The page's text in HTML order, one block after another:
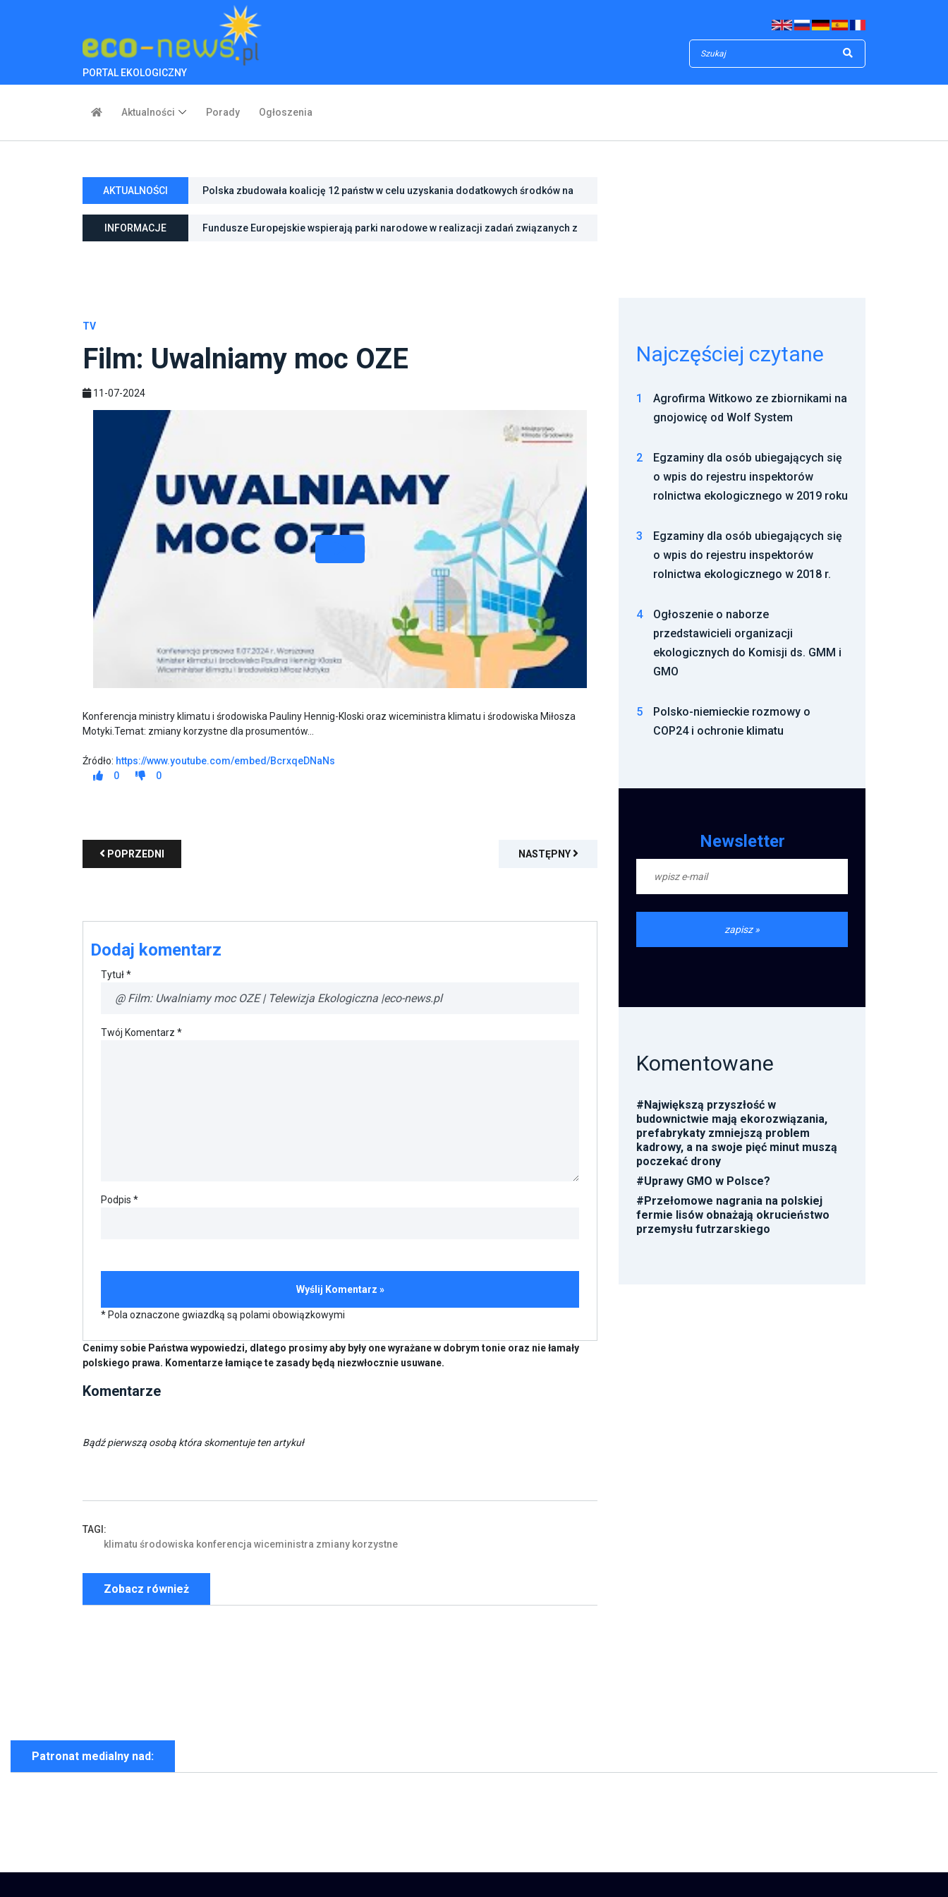
PORTAL EKOLOGICZNY
Aktualności Porady Ogłoszenia
AKTUALNOŚCI
Poznań zwiększa odporność na zmiany klimatu dzięki inwestycjom w zielono-
niebieską infrastrukturę
inwestycje w transformację energetyczną
INFORMACJE Fundusze Europejskie wspierają parki narodowe w realizacji zadań związanych z
TV
Film: Uwalniamy moc OZE
11-07-2024
Konferencja ministry klimatu i środowiska Pauliny Hennig-Kloski oraz wiceministra klimatu i środowiska Miłosza
Motyki.Temat: zmiany korzystne dla prosumentów...
Źródło: https://www.youtube.com/embed/BcrxqeDNaNs
0
0
POPRZEDNI NASTĘPNY
Dodaj komentarz
Tytuł *
Twój Komentarz *
Podpis *
* Pola oznaczone gwiazdką są polami obowiązkowymi
Cenimy sobie Państwa wypowiedzi, dlatego prosimy aby były one wyrażane w dobrym tonie oraz nie łamały
polskiego prawa. Komentarze łamiące te zasady będą niezwłocznie usuwane.
Komentarze
Bądź pierwszą osobą która skomentuje ten artykuł
TAGI:
klimatu środowiska konferencja wiceministra zmiany korzystne
Zobacz również
Najczęściej czytane
1
Agrofirma Witkowo ze zbiornikami na
gnojowicę od Wolf System
2
Egzaminy dla osób ubiegających się
o wpis do rejestru inspektorów
rolnictwa ekologicznego w 2019 roku
3
Egzaminy dla osób ubiegających się
o wpis do rejestru inspektorów
rolnictwa ekologicznego w 2018 r.
4
Ogłoszenie o naborze
przedstawicieli organizacji
ekologicznych do Komisji ds. GMM i
GMO
5
Polsko-niemieckie rozmowy o
COP24 i ochronie klimatu
Newsletter
Komentowane
#Największą przyszłość w
budownictwie mają ekorozwiązania,
prefabrykaty zmniejszą problem
kadrowy, a na swoje pięć minut muszą
poczekać drony
#Uprawy GMO w Polsce?
#Przełomowe nagrania na polskiej
fermie lisów obnażają okrucieństwo
przemysłu futrzarskiego
Patronat medialny nad: